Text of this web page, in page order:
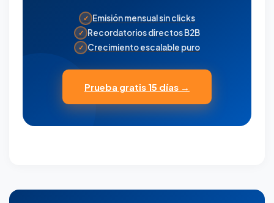
✓ Emisión mensual sin clicks
✓ Recordatorios directos B2B
✓ Crecimiento escalable puro
Prueba gratis 15 días →